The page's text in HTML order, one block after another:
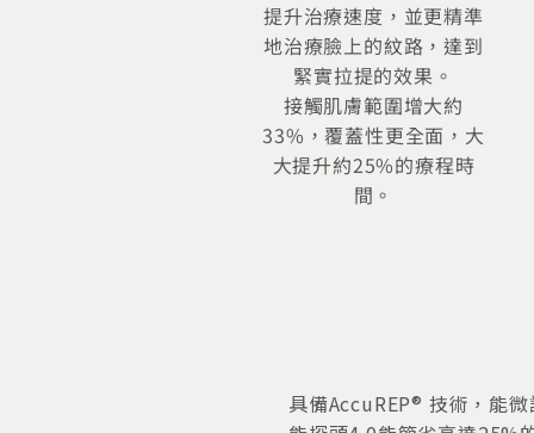
提升治療速度，並更精準
地治療臉上的紋路，達到
緊實拉提的效果。
接觸肌膚範圍增大約
33%，覆蓋性更全面，大
大提升約25%的療程時
間。
具備AccuREP® 技術，能